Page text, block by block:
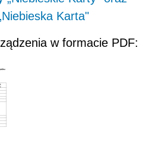
Karta"
w formacie PDF: